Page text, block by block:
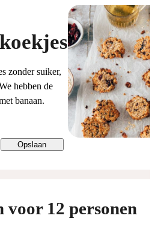
zonder suiker,
hebben de
banaan.
Opslaan
voor 12 personen